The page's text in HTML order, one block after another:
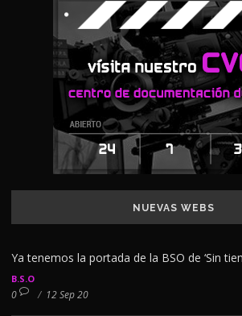
NUEVAS WEBS
Ya tenemos la portada de la BSO de ‘Sin
B.S.O
0 / 12 Sep 20